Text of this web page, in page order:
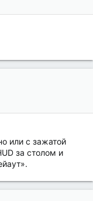
или с зажатой
за столом и